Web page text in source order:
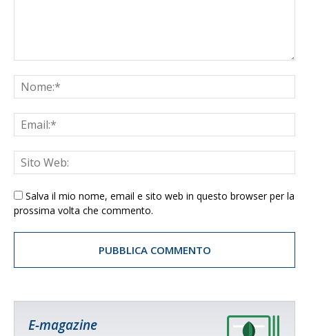
Salva il mio nome, email e sito web in questo browser per la
prossima volta che commento.
E-magazine